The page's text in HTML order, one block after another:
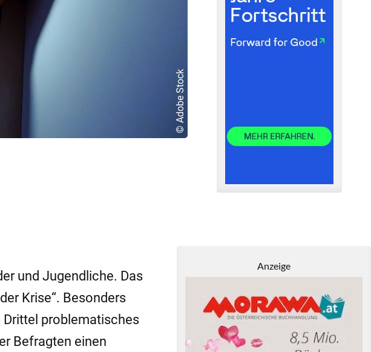
© Adobe Stock
und Jugendliche. Das
Krise“. Besonders
Drittel problematisches
Befragten einen
Anzeige